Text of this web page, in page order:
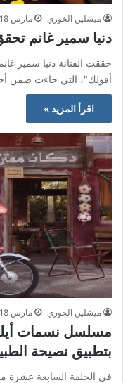
ميشلين الخوري مارس 18, 2025
دنيا سمير غانم
حققت الفنانة دنيا سمير
أقولك"، التي جاءت ضمن
اقرأ المزيد »
ميشلين الخوري مارس 18, 2025
بتطبيق نصيحة
في الحلقة السابعة عشرة